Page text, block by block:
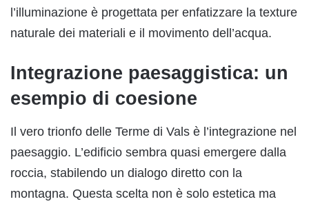
l’illuminazione è progettata per enfatizzare la texture
naturale dei materiali e il movimento dell’acqua.
Integrazione paesaggistica: un
esempio di coesione
Il vero trionfo delle Terme di Vals è l’integrazione nel
paesaggio. L’edificio sembra quasi emergere dalla
roccia, stabilendo un dialogo diretto con la
montagna. Questa scelta non è solo estetica ma